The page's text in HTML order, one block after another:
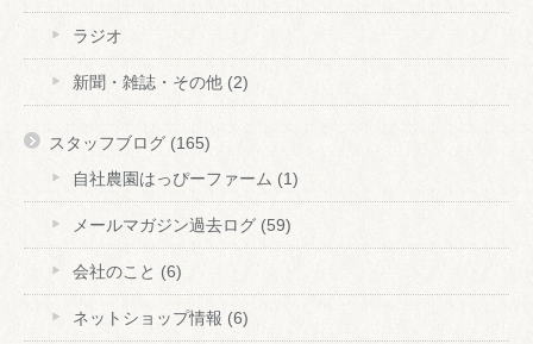
ラジオ
新聞・雑誌・その他 (2)
スタッフブログ (165)
自社農園はっぴーファーム (1)
メールマガジン過去ログ (59)
会社のこと (6)
ネットショップ情報 (6)